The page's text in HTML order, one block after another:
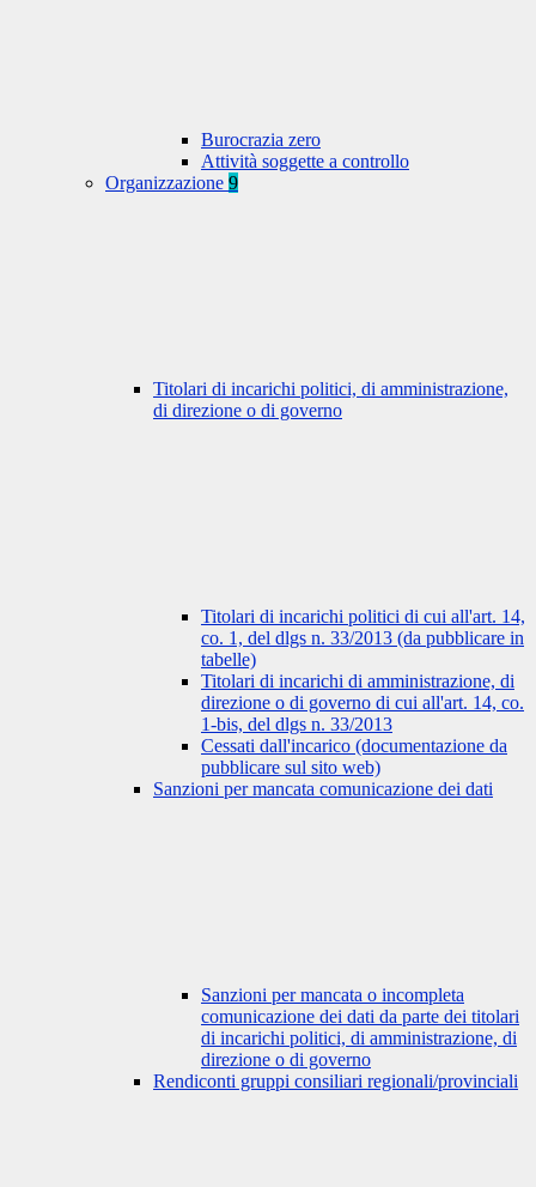
Burocrazia zero
Attività soggette a controllo
Organizzazione 9
Titolari di incarichi politici, di amministrazione,
di direzione o di governo
Titolari di incarichi politici di cui all'art. 14,
co. 1, del dlgs n. 33/2013 (da pubblicare in
tabelle)
Titolari di incarichi di amministrazione, di
direzione o di governo di cui all'art. 14, co.
1-bis, del dlgs n. 33/2013
Cessati dall'incarico (documentazione da
pubblicare sul sito web)
Sanzioni per mancata comunicazione dei dati
Sanzioni per mancata o incompleta
comunicazione dei dati da parte dei titolari
di incarichi politici, di amministrazione, di
direzione o di governo
Rendiconti gruppi consiliari regionali/provinciali